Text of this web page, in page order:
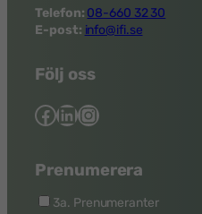
Telefon: 08-660 32 30
E-post: info@ifi.se
Följ oss
Facebook LinkedIn Instagram
Prenumerera
3a. Prenumeranter